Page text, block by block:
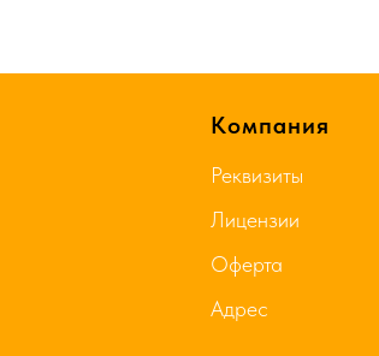
Компания
Реквизиты
Лицензии
Оферта
Адрес